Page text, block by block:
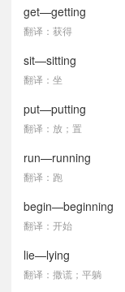
get—getting
翻译：获得
sit—sitting
翻译：坐
put—putting
翻译：放；置
run—running
翻译：跑
begin—beginning
翻译：开始
lie—lying
翻译：撒谎；平躺